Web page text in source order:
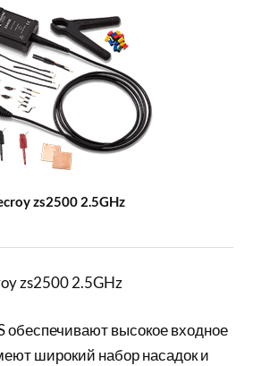
zs2500 2.5GHz
zs2500 2.5GHz
обеспечивают высокое входное
широкий набор насадок и